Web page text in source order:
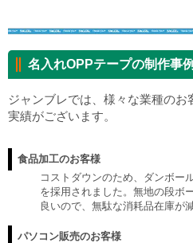
名入れOPPテープの制作事例
ジャンブレでは、様々な業種の
実績がございます。
食品加工のお客様
コストダウンのため、ダンボー
を採用されました。無地の段ボ
良いので、無駄な消耗品在庫が
パソコン販売のお客様